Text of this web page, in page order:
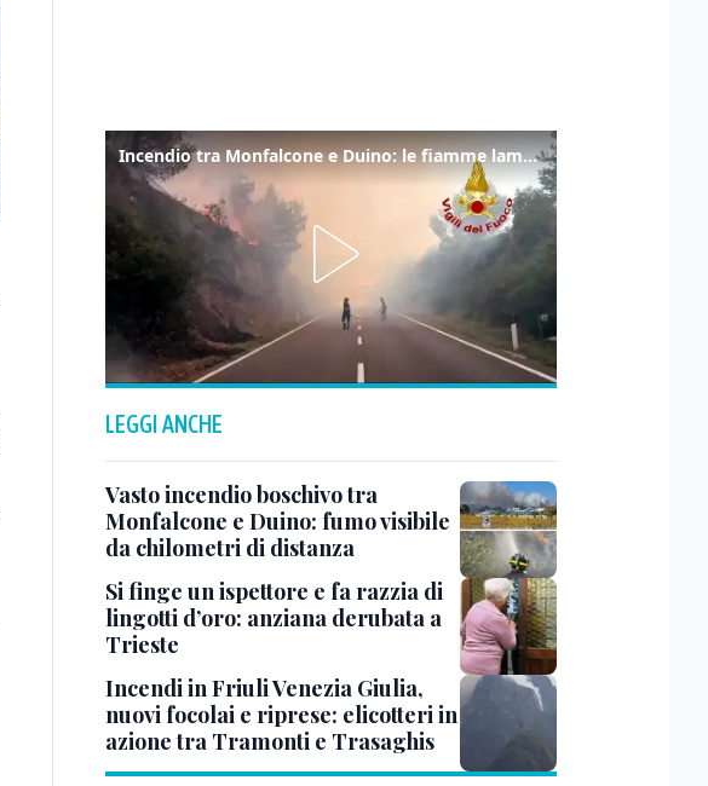
Incendio tra Monfalcone e Duino: le fiamme lambiscono la strada
LEGGI ANCHE
Vasto incendio boschivo tra
Monfalcone e Duino: fumo visibile
da chilometri di distanza
Si finge un ispettore e fa razzia di
lingotti d’oro: anziana derubata a
Trieste
Incendi in Friuli Venezia Giulia,
nuovi focolai e riprese: elicotteri in
azione tra Tramonti e Trasaghis